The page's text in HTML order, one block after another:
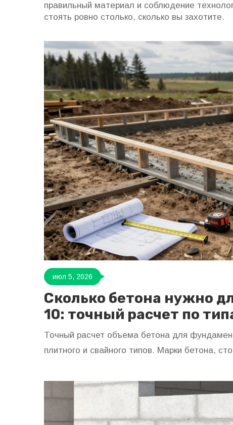
правильный материал и соблюдение
стоять ровно столько, сколько вы захотите.
июл 5, 2026
Сколько бетона нужно
10: точный расчет по
Точный расчет объема бетона для
плитного и свайного типов. Марки бетона,